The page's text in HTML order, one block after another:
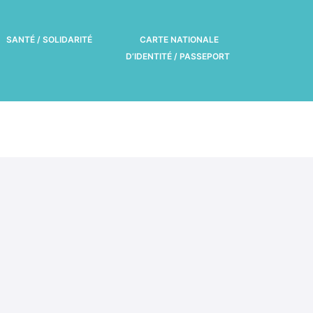
SANTÉ / SOLIDARITÉ
CARTE NATIONALE
D’IDENTITÉ / PASSEPORT